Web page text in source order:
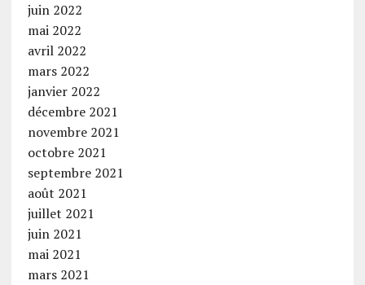
juin 2022
mai 2022
avril 2022
mars 2022
janvier 2022
décembre 2021
novembre 2021
octobre 2021
septembre 2021
août 2021
juillet 2021
juin 2021
mai 2021
mars 2021